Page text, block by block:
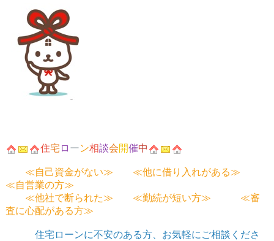
住宅 ロ ーン相談会開催中
≪自己資金がない≫ ≪他に借り入れがある≫
≪自営業の方≫
≪他社で断られた≫ ≪勤続が短い方≫ ≪審
査に心配がある方≫
住宅ローンに不安のある方、お気軽にご相談くださ